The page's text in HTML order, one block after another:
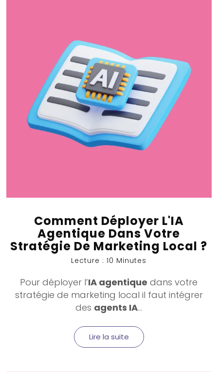
Comment Déployer L'IA
Agentique Dans Votre
Stratégie De Marketing Local ?
Lecture : 10 Minutes
Pour déployer l’IA agentique dans votre
stratégie de marketing local il faut intégrer
des agents IA...
Lire la suite